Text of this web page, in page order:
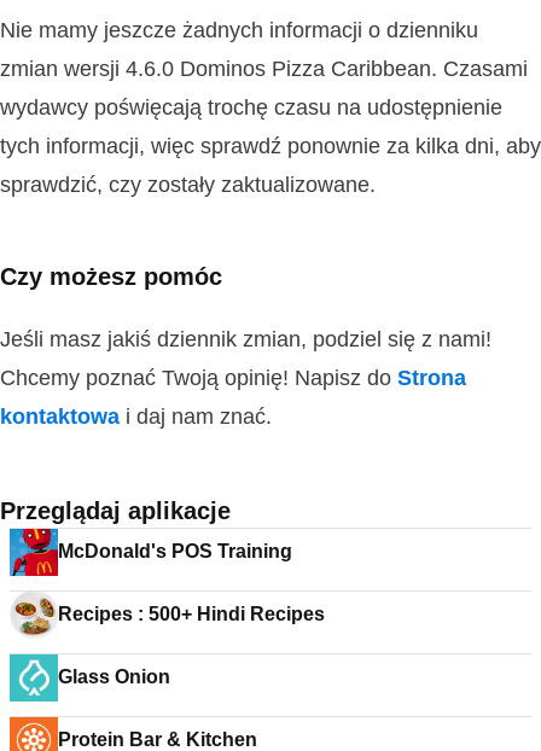
Nie mamy jeszcze żadnych informacji o dzienniku
zmian wersji 4.6.0 Dominos Pizza Caribbean. Czasami
wydawcy poświęcają trochę czasu na udostępnienie
tych informacji, więc sprawdź ponownie za kilka dni, aby
sprawdzić, czy zostały zaktualizowane.
Czy możesz pomóc
Jeśli masz jakiś dziennik zmian, podziel się z nami!
Chcemy poznać Twoją opinię! Napisz do Strona
kontaktowa i daj nam znać.
Przeglądaj aplikacje
McDonald's POS Training
Recipes : 500+ Hindi Recipes
Glass Onion
Protein Bar & Kitchen